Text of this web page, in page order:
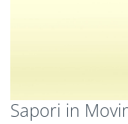
Sapori in